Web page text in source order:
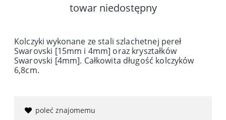
towar niedostępny
Kolczyki wykonane ze stali szlachetnej pereł
Swarovski [15mm i 4mm] oraz kryształków
Swarovski [4mm]. Całkowita długość kolczyków
6,8cm.
poleć znajomemu